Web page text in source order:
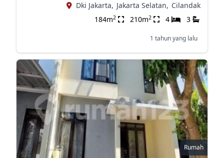
Dki Jakarta, Jakarta Selatan, Cilandak
184m2 210m2 4 3
1 tahun yang lalu
Rumah